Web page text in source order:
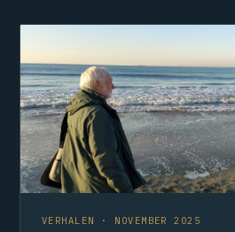
VERHALEN · NOVEMBER 2025